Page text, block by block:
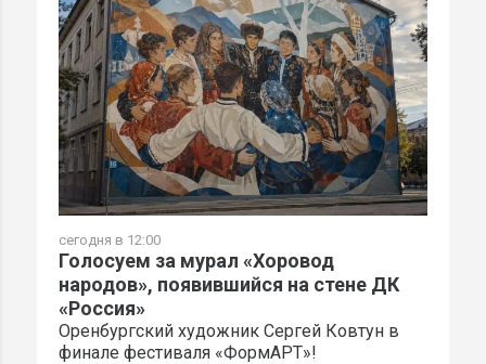
сегодня в 12:00
Голосуем за мурал «Хоровод
народов», появившийся на стене ДК
«Россия»
Оренбургский художник Сергей Ковтун в
финале фестиваля «ФормАРТ»!